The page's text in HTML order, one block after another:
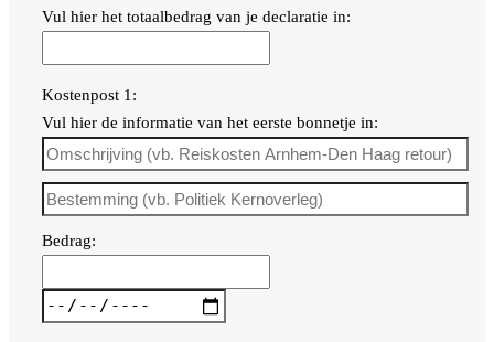
Vul hier het totaalbedrag van je declaratie in:
Kostenpost 1:
Vul hier de informatie van het eerste bonnetje in:
Bedrag: